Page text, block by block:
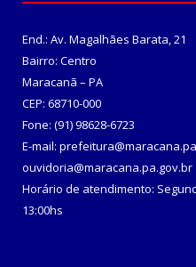
End.: Av. Magalhães Barata, 21
Bairro: Centro
Maracanã – PA
CEP: 68710-000
Fone: (91) 98628-6723
E-mail:
ouvidoria@maracana.pa.gov.br
Horário de atendimento:
13:00hs